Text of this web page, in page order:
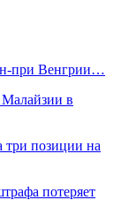
Венгрии…
в
позиции на
потеряет